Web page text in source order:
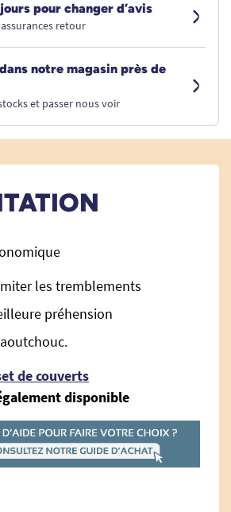
pour changer d’avis
retour
notre magasin près de
et passer nous voir
les tremblements
préhension
de couverts
disponible